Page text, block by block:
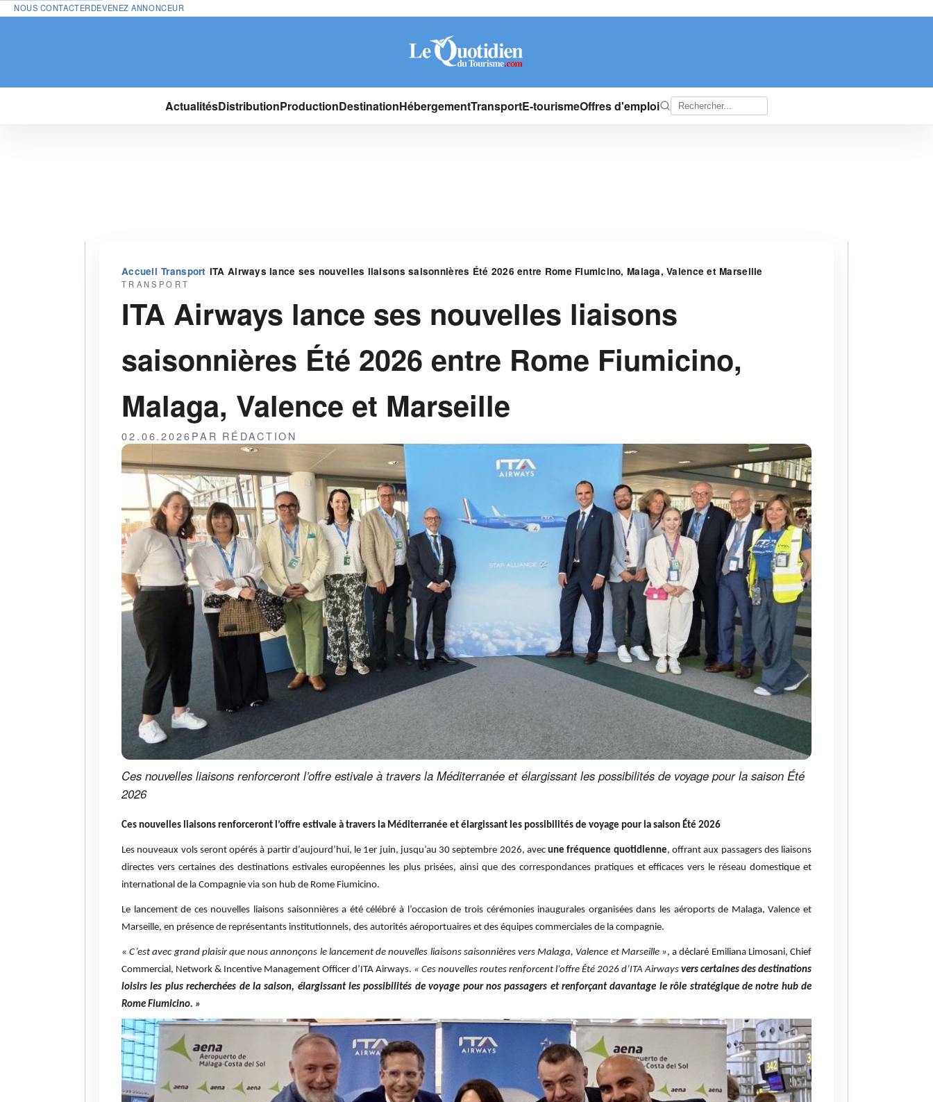
NOUS CONTACTERDEVENEZ ANNONCEUR
ActualitésDistributionProductionDestinationHébergementTransportE-tourismeOffres d'emploi
Accueil›Transport ›ITA Airways lance ses nouvelles liaisons saisonnières Été 2026 entre Rome Fiumicino, Malaga, Valence et Marseille
TRANSPORT
ITA Airways lance ses nouvelles liaisons
saisonnières Été 2026 entre Rome Fiumicino,
Malaga, Valence et Marseille
02.06.2026PAR RÉDACTION
Ces nouvelles liaisons renforceront l’offre estivale à travers la Méditerranée et élargissant les possibilités de voyage pour la saison Été
2026
Ces nouvelles liaisons renforceront l’offre estivale à travers la Méditerranée et élargissant les possibilités de voyage pour la saison Été 2026
Les nouveaux vols seront opérés à partir d’aujourd’hui, le 1er juin, jusqu’au 30 septembre 2026, avecune fréquence quotidienne, offrant aux passagers des liaisons
directes vers certaines des destinations estivales européennes les plus prisées, ainsi que des correspondances pratiques et efficaces vers le réseau domestique et
international de la Compagnie via son hub de Rome Fiumicino.
Le lancement de ces nouvelles liaisons saisonnières a été célébré à l’occasion de trois cérémonies inaugurales organisées dans les aéroports de Malaga, Valence et
Marseille, en présence de représentants institutionnels, des autorités aéroportuaires et des équipes commerciales de la compagnie.
« C’est avec grand plaisir que nous annonçons le lancement de nouvelles liaisons saisonnières vers Malaga, Valence et Marseille », a déclaré Emiliana Limosani, Chief
Commercial, Network & Incentive Management Officer d’ITA Airways. « Ces nouvelles routes renforcent l’offre Été 2026 d’ITA Airways vers certaines des destinations
loisirs les plus recherchées de la saison, élargissant les possibilités de voyage pour nos passagers et renforçant davantage le rôle stratégique de notre hub de
Rome Fiumicino. »